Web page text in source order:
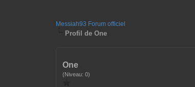
Messiah93 Forum officiel
Profil de One
One
(Niveau: 0)